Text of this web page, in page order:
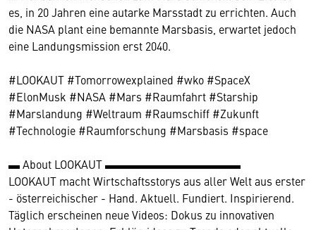
es, in 20 Jahren eine autarke Marsstadt zu errichten. Auch
die NASA plant eine bemannte Marsbasis, erwartet jedoch
eine Landungsmission erst 2040.
#LOOKAUT #Tomorrowexplained #wko #SpaceX
#ElonMusk #NASA #Mars #Raumfahrt #Starship
#Marslandung #Weltraum #Raumschiff #Zukunft
#Technologie #Raumforschung #Marsbasis #space
▬ About LOOKAUT ▬▬▬▬▬▬▬▬▬▬▬▬
LOOKAUT macht Wirtschaftsstorys aus aller Welt aus erster
- österreichischer - Hand. Aktuell. Fundiert. Inspirierend.
Täglich erscheinen neue Videos: Dokus zu innovativen